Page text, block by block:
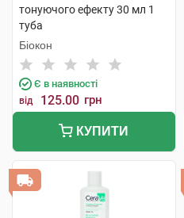
тонуючого ефекту 30 мл 1
туба
Біокон
Є в наявності
від 125.00 грн
КУПИТИ